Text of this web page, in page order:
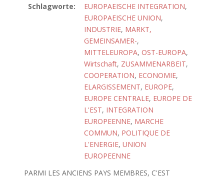
Schlagworte:
EUROPAEISCHE INTEGRATION,
EUROPAEISCHE UNION,
INDUSTRIE, MARKT,
GEMEINSAMER-,
MITTELEUROPA, OST-EUROPA,
Wirtschaft, ZUSAMMENARBEIT,
COOPERATION, ECONOMIE,
ELARGISSEMENT, EUROPE,
EUROPE CENTRALE, EUROPE DE
L'EST, INTEGRATION
EUROPEENNE, MARCHE
COMMUN, POLITIQUE DE
L'ENERGIE, UNION
EUROPEENNE
PARMI LES ANCIENS PAYS MEMBRES, C'EST